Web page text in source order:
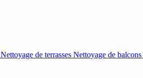
Nettoyage de terrasses Nettoyage de balcons